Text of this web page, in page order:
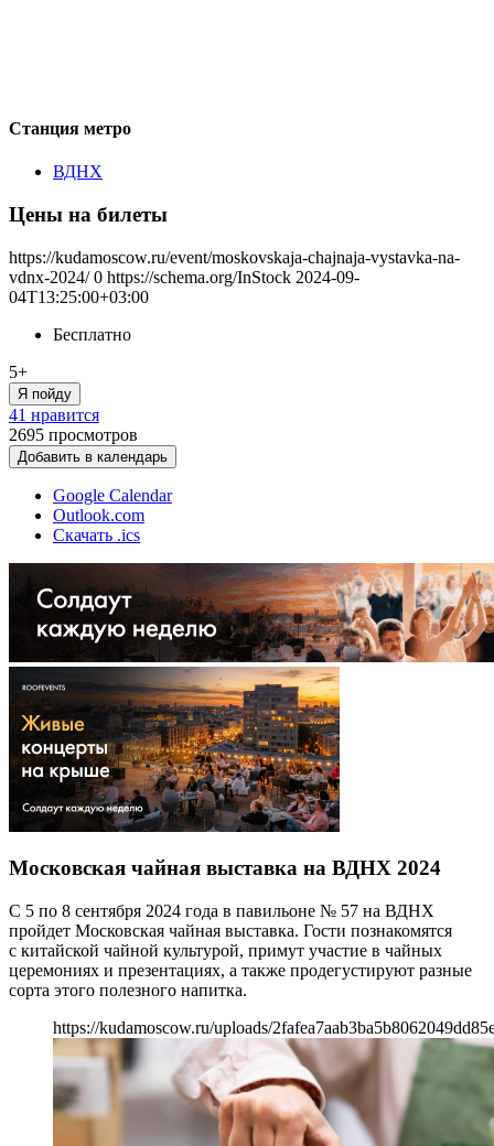
Станция метро
ВДНХ
Цены на билеты
https://kudamoscow.ru/event/moskovskaja-chajnaja-vystavka-na-
vdnx-2024/ 0 https://schema.org/InStock 2024-09-
04T13:25:00+03:00
Бесплатно
5+
Я пойду
41 нравится
2695 просмотров
Добавить в календарь
Google Calendar
Outlook.com
Скачать .ics
Московская чайная выставка на ВДНХ 2024
С 5 по 8 сентября 2024 года в павильоне № 57 на ВДНХ
пройдет Московская чайная выставка. Гости познакомятся
с китайской чайной культурой, примут участие в чайных
церемониях и презентациях, а также продегустируют разные
сорта этого полезного напитка.
https://kudamoscow.ru/uploads/